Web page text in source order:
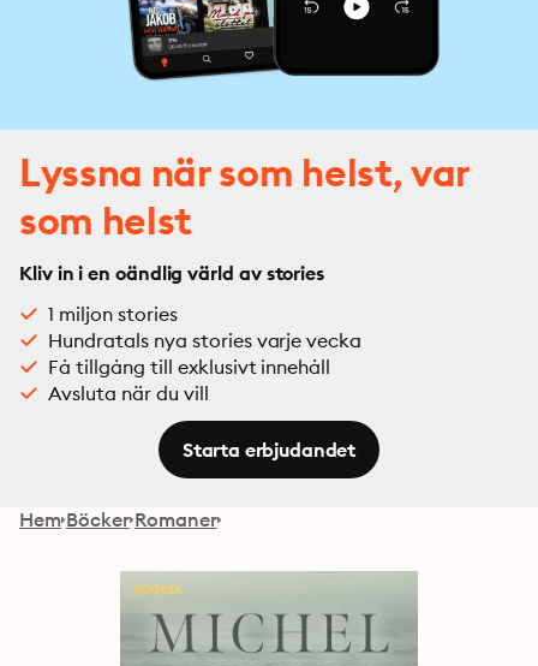
Lyssna när som helst, var
som helst
Kliv in i en oändlig värld av stories
1 miljon stories
Hundratals nya stories varje vecka
Få tillgång till exklusivt innehåll
Avsluta när du vill
Starta erbjudandet
Hem Böcker Romaner